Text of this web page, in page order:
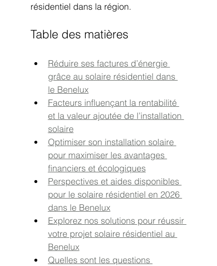
résidentiel dans la région.
Table des matières
Réduire ses factures d’énergie
grâce au solaire résidentiel dans
le Benelux
Facteurs influençant la rentabilité
et la valeur ajoutée de l’installation
solaire
Optimiser son installation solaire
pour maximiser les avantages
financiers et écologiques
Perspectives et aides disponibles
pour le solaire résidentiel en 2026
dans le Benelux
Explorez nos solutions pour réussir
votre projet solaire résidentiel au
Benelux
Quelles sont les questions